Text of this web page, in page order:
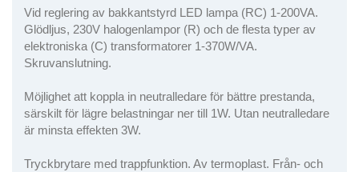
Vid reglering av bakkantstyrd LED lampa (RC) 1-200VA.
Glödljus, 230V halogenlampor (R) och de flesta typer av
elektroniska (C) transformatorer 1-370W/VA.
Skruvanslutning.
Möjlighet att koppla in neutralledare för bättre prestanda,
särskilt för lägre belastningar ner till 1W. Utan neutralledare
är minsta effekten 3W.
Tryckbrytare med trappfunktion. Av termoplast. Från- och